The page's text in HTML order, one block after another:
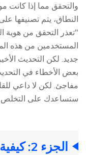
والتحقق مما إذا كانت
النطاق، يتم تصنيفها
"تعذر التحقق من هوية
المستخدمين من هذه
بعض الأخطاء في
مفاجئ. لكن لا داعي
ستساعدك على التخلص
الجزء